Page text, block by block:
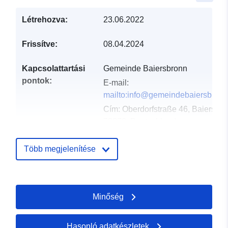
Létrehozva: 23.06.2022
Frissítve: 08.04.2024
Kapcsolattartási
pontok:
Gemeinde Baiersbronn
E-mail:
Cím: Oberdorfstraße 46,
baiersbronn.de
nyilvántartás:
21 February 2026
Frissítve: data.europa.eu:
August 2026
Több megjelenítése
Minőség